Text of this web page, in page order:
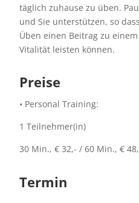
täglich zuhause zu üben.
und Sie unterstützen, so
Üben einen Beitrag zu
Vitalität leisten können.
Preise
• Personal Training:
1 Teilnehmer(in)
30 Min., € 32,- / 60 Min., €
Termin